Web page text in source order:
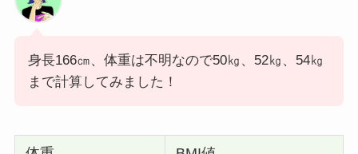
身長166㎝、体重は不明なので50㎏、52㎏、54㎏
まで計算してみました！